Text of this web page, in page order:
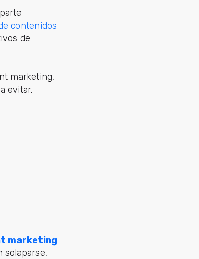
contenidos
de
marketing,
evitar.
marketing
solaparse,